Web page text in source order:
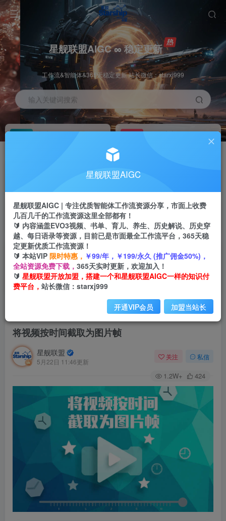
星舰联盟AIGC ∞ 稳定更新
工作流&智能体&365天稳定更新 站长微信：starxj999
输入关键词搜索
加入会员 工作流主页
每周免费工作流体验
站长招募
推荐
项目周期预估10年
将视频按时间截取为图片帧
星舰联盟
5月22日 11:46更新
关注 私信
1.2W+ 424
星舰联盟AIGC
星舰联盟AIGC | 专注优质智能体工作流资源分享，市面上收费
几百几千的工作流资源这里全部都有！
🔰 内容涵盖EVO3视频、书单、育儿、养生、历史解说、历史穿
越、每日语录等资源，目前已是市面最全工作流平台，365天稳
定更新优质工作流资源！
🔰 本站VIP 限时特惠， ￥99/年，￥199/永久 (推广佣金50%)，
全站资源免费下载， 365天实时更新，欢迎加入！
🔰 星舰联盟开放加盟，搭建一个和星舰联盟AIGC一样的知识付
费平台， 站长微信：starxj999
开通VIP会员 加盟当站长